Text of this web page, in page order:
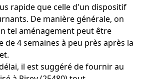
rapide que celle d'un dispositif
De manière générale, on
tel aménagement peut être
de 4 semaines à peu près après la
il est suggéré de fournir au